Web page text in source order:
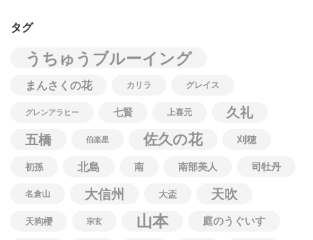
タグ
うちゅうブルーイング
まんさくの花 カリラ グレイス
グレンアラヒー 七賢 上喜元
久礼
五橋
伯楽星 佐久の花 刈穂
初孫 北島 南 南部美人 司牡丹
名倉山 大信州 大盃 天吹
天狗櫻 宗玄 山本 庭のうぐいす